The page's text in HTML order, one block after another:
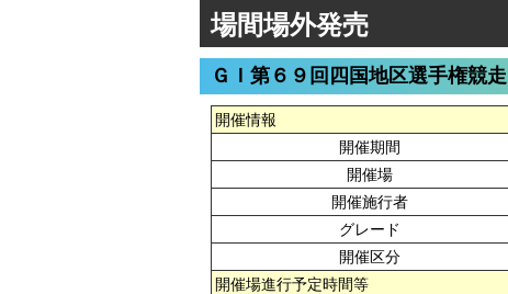
場間場外発売
ＧＩ第６９回四国地区選手権競走
開催情報
開催期間
開催場
開催施行者
グレード
開催区分
開催場進行予定時間等